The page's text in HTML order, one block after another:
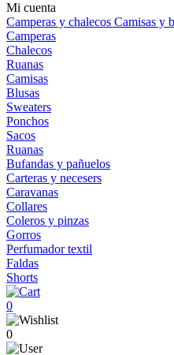
Mi cuenta
Camperas y chalecos Camisas y
Camperas
Chalecos
Ruanas
Camisas
Blusas
Sweaters
Ponchos
Sacos
Ruanas
Bufandas y pañuelos
Carteras y necesers
Caravanas
Collares
Coleros y pinzas
Gorros
Perfumador textil
Faldas
Shorts
0
0